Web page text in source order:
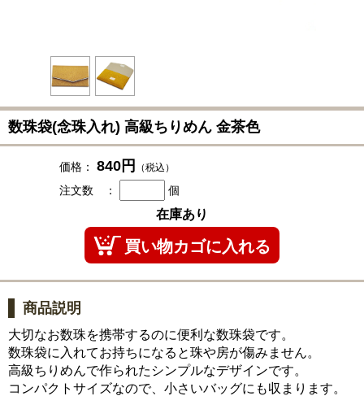
数珠袋(念珠入れ) 高級ちりめん 金茶色
価格： 840円 （税込）
注文数 ： 個
在庫あり
商品説明
大切なお数珠を携帯するのに便利な数珠袋です。
数珠袋に入れてお持ちになると珠や房が傷みません。
高級ちりめんで作られたシンプルなデザインです。
コンパクトサイズなので、小さいバッグにも収まります。